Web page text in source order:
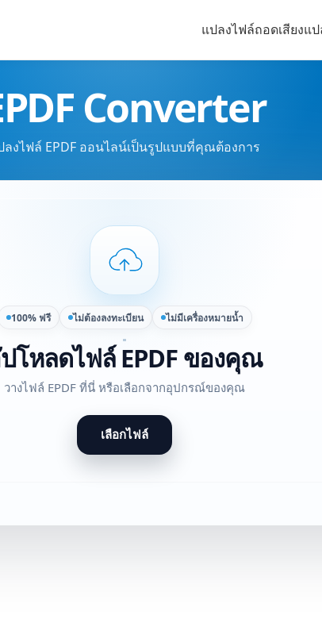
แปลงไฟล์ถอดเสียงแป
Converter
ลงไฟล์ EPDF ออนไลน์เป็นรูปแบบที่คุณต้องการ
100% ฟรี ไม่ต้องลงทะเบียน ไม่มีเครื่องหมายน้ำ
โหลดไฟล์ EPDF ของคุณ
วางไฟล์ EPDF ที่นี่ หรือเลือกจากอุปกรณ์ของคุณ
เลือกไฟล์